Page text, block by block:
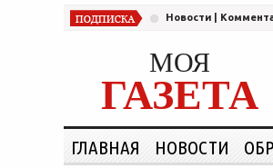
Новости
МОЯ
ГАЗЕТА
ГЛАВНАЯ НОВОСТИ